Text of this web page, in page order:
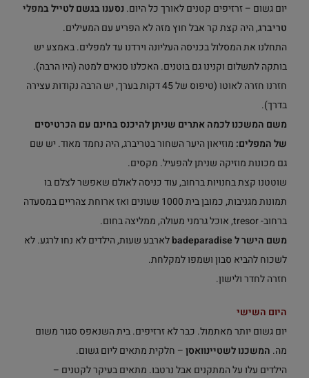
יום גשום – זרזיפים קטנים לאורך כל היום.נסענו בגשם לטייל במפלי
טריברג, היה קצת קר אבל חוץ מזה לא הפריע עם המעילים.
התחלנו את המסלול בכניסה העליונה וירדנו עד למפלים. באמצע יש
בותקה לתשלום וקנינו גם בוטנים. האכלנו סנאים למטה (היו הרבה).
חזרנו חזרה לאוטו (טיפוס של 45 דקות בערך, יש הרבה נקודות עצירה
בדרך).
משם המשכנו לכמה אתרים שניתן להיכנס בחינם עם הכרטיסים
של המפלים: מוזיאון היער השחור בטריברג, היה נחמד מאוד. יש שם
גם מכונות מוזיקה שניתן להפעיל. מקסים.
שוטטנו קצת בחנויות ברחוב, עוד כניסה לאולם שאפשר לצלם בו
תמונות מגניבות, כמובן בית 1000 שעונים ואז ארוחת צהריים במסעדה
ברחוב- tresor, אוכל גרמני מעולה, ממליצה בחום.
משם הישר ל badeparadise
לארבע שעות, הילדים לא נחו לרגע. לא
לשכוח להביא סבון ושמפו למקלחת.
חזרה לחדר ולישון.
היום השישי
יום גשום יותר מאתמול. כבר לא זרזיפים. בית השנאפס סגור משום
מה. המשכנו לשטיינוואסן– חלקית מתאים ליום גשום.
הילדים עלו על המתקנים אבל נרטבו. מתאים בעיקר לקטנים –